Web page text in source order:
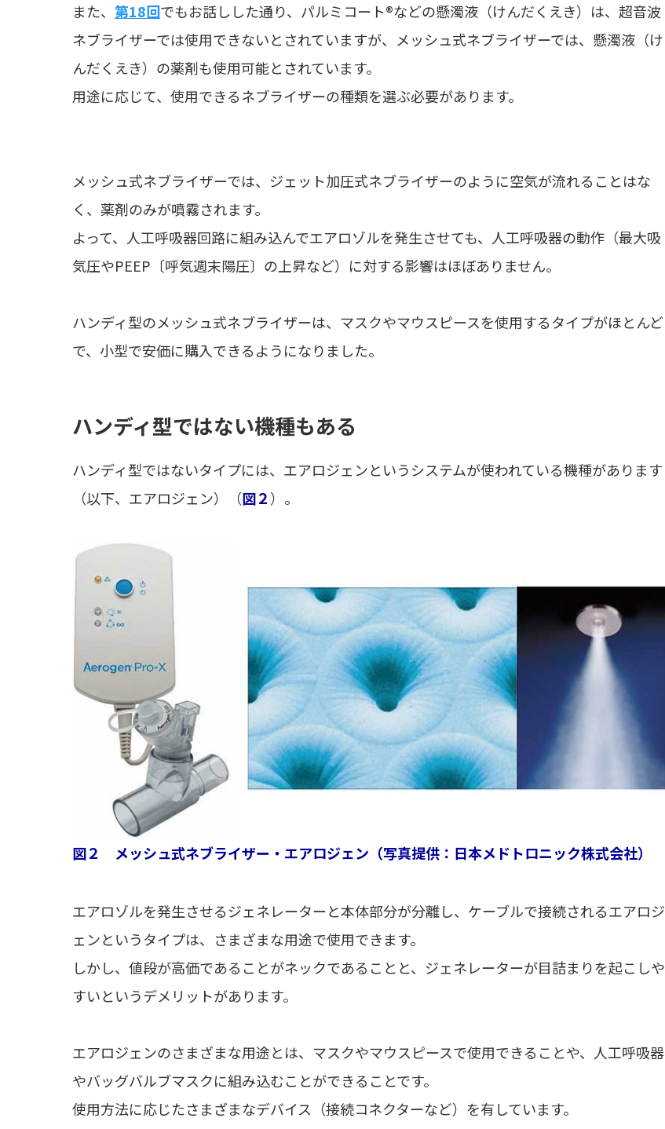
また、 第18回でもお話しした通り、パルミコート®などの懸濁液（けんだくえき）は、超音波
ネブライザーでは使用できないとされていますが、メッシュ式ネブライザーでは、懸濁液（け
んだくえき）の薬剤も使用可能とされています。
用途に応じて、使用できるネブライザーの種類を選ぶ必要があります。
メッシュ式ネブライザーでは、ジェット加圧式ネブライザーのように空気が流れることはな
く、薬剤のみが噴霧されます。
よって、人工呼吸器回路に組み込んでエアロゾルを発生させても、人工呼吸器の動作（最大吸
気圧やPEEP〔呼気週末陽圧〕の上昇など）に対する影響はほぼありません。
ハンディ型のメッシュ式ネブライザーは、マスクやマウスピースを使用するタイプがほとんど
で、小型で安価に購入できるようになりました。
ハンディ型ではない機種もある
ハンディ型ではないタイプには、エアロジェンというシステムが使われている機種があります
（以下、エアロジェン）（図２）。
図２ メッシュ式ネブライザー・エアロジェン（写真提供：日本メドトロニック株式会社）
エアロゾルを発生させるジェネレーターと本体部分が分離し、ケーブルで接続されるエアロジ
ェンというタイプは、さまざまな用途で使用できます。
しかし、値段が高価であることがネックであることと、ジェネレーターが目詰まりを起こしや
すいというデメリットがあります。
エアロジェンのさまざまな用途とは、マスクやマウスピースで使用できることや、人工呼吸器
やバッグバルブマスクに組み込むことができることです。
使用方法に応じたさまざまなデバイス（接続コネクターなど）を有しています。